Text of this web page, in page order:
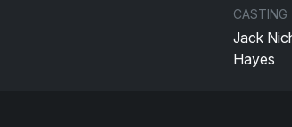
CASTING
Jack
Hayes